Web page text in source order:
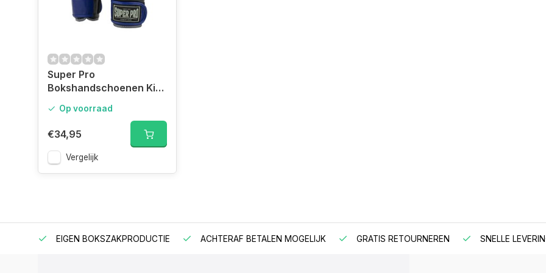
Super Pro
Bokshandschoenen Kids
Op voorraad
€34,95
Vergelijk
EIGEN BOKSZAKPRODUCTIE ACHTERAF BETALEN MOGELIJK GRATIS RETOURNEREN SNELLE